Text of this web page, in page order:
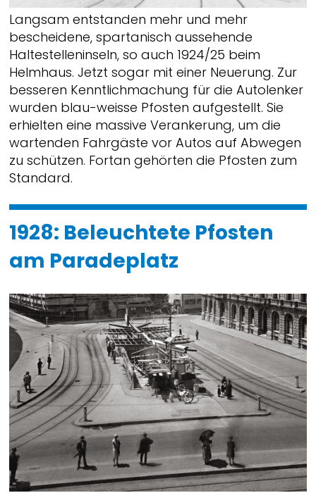
Langsam entstanden mehr und mehr
bescheidene, spartanisch aussehende
Haltestelleninseln, so auch 1924/25 beim
Helmhaus. Jetzt sogar mit einer Neuerung. Zur
besseren Kenntlichmachung für die Autolenker
wurden blau-weisse Pfosten aufgestellt. Sie
erhielten eine massive Verankerung, um die
wartenden Fahrgäste vor Autos auf Abwegen
zu schützen. Fortan gehörten die Pfosten zum
Standard.
1928: Beleuchtete Pfosten
am Paradeplatz